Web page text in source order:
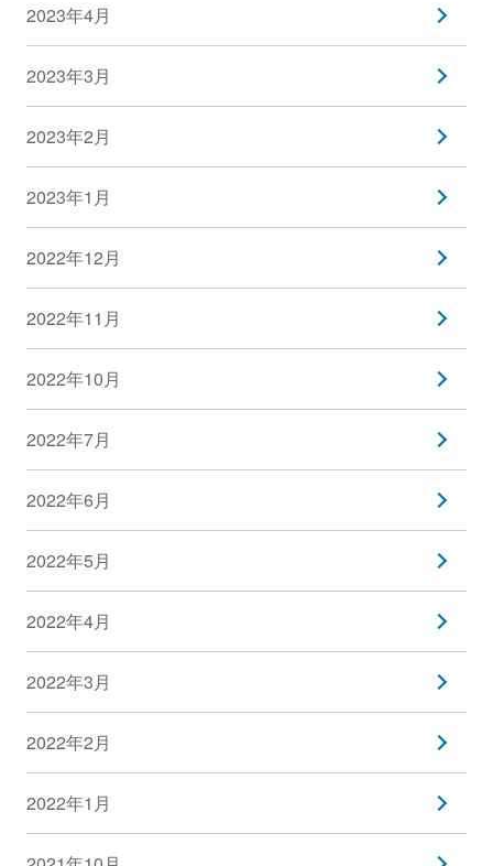
2023年4月
2023年3月
2023年2月
2023年1月
2022年12月
2022年11月
2022年10月
2022年7月
2022年6月
2022年5月
2022年4月
2022年3月
2022年2月
2022年1月